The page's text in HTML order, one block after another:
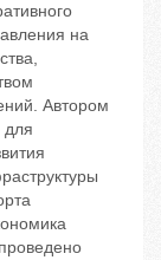
на
Автором